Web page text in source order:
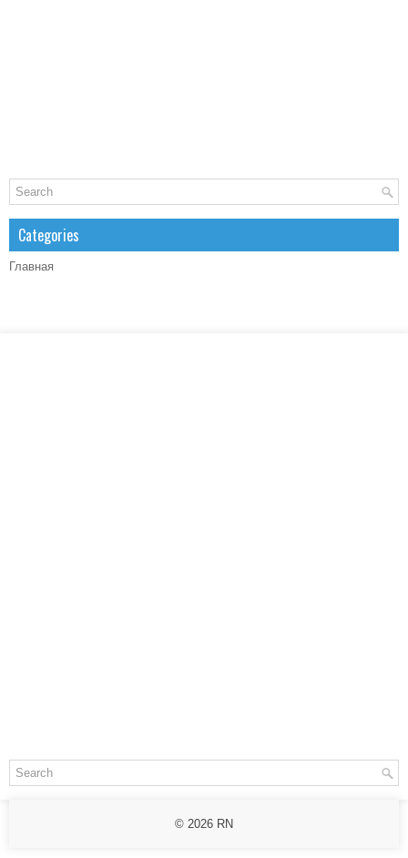
Categories
Главная
© 2026 RN